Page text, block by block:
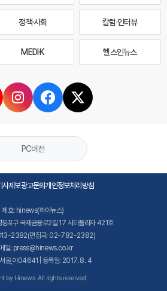
정책·사회 칼럼·인터뷰
MEDI·K 헬스인뉴스
PC버전
사제보광고문의개인정보처리방침
제호: hinews(하이뉴스)
등포구 국제금융로2길 17 시티플라자 421호
2382(편집국: 02-782-2382)
일: press@hinews.co.kr
서울,아04641 | 등록일: 2017. 8. 4
by Hinews. All rights reserved.